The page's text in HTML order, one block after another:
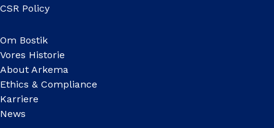
CSR Policy
Om Bostik
Vores Historie
About Arkema
Ethics & Compliance
Karriere
News